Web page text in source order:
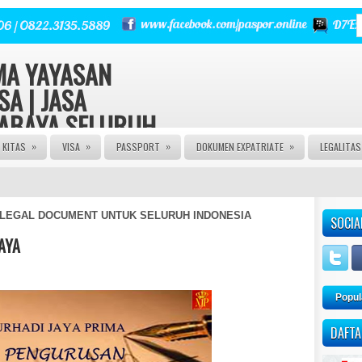
YAYASAN
| JASA
SELURUH
Izin PT CV FIRMA
| JASA PASPOR RUSAK |
KITAS | JASA
PASPOR | JASA PEMBUATAN
KITAS » VISA » PASSPORT » DOKUMEN EXPATRIATE »
DOCUMENT UNTUK SELURUH INDONESIA